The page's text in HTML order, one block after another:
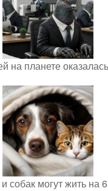
на планете
собак могут жить на